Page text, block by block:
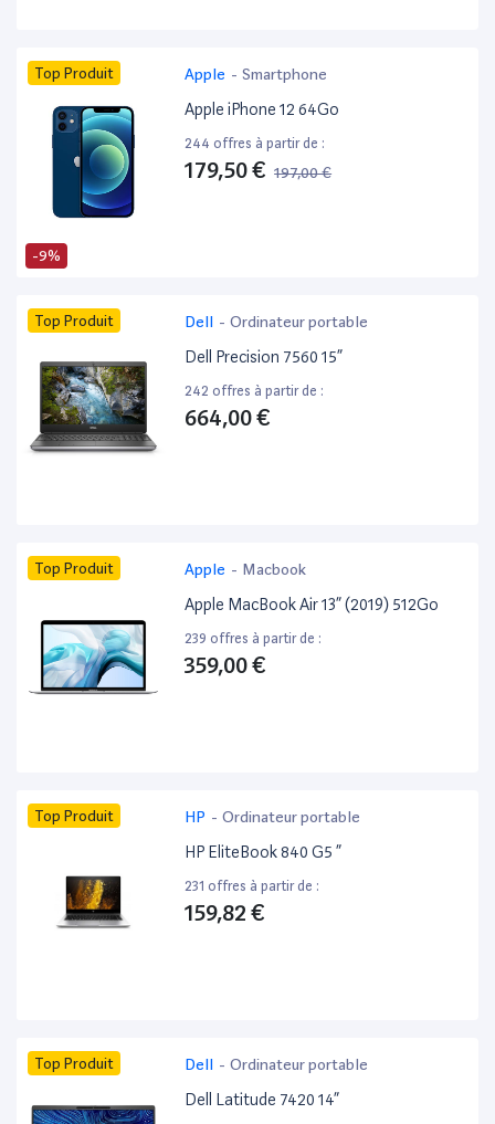
-9%
Top Produit Apple - Smartphone
Apple iPhone 12 64Go
244 offres à partir de :
179,50 € 197,00 €
Top Produit Dell - Ordinateur portable
Dell Precision 7560 15”
242 offres à partir de :
664,00 €
Top Produit Apple - Macbook
Apple MacBook Air 13” (2019) 512Go
239 offres à partir de :
359,00 €
Top Produit HP - Ordinateur portable
HP EliteBook 840 G5 ”
231 offres à partir de :
159,82 €
Top Produit Dell - Ordinateur portable
Dell Latitude 7420 14”